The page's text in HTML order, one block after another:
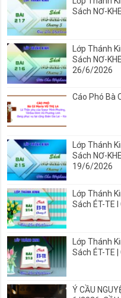
Sách NƠ-
Lớp Thánh
Sách NƠ-
26/6/2026
Cáo Phó Bà
Lớp Thánh
Sách NƠ-
19/6/2026
Lớp Thánh
Sách ÉT-TE
Lớp Thánh
Sách ÉT-TE
Ý CẦU